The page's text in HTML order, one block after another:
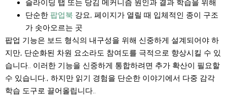
슬라이딩 탭 또는 당김 메커니즘 원인과 결과 학습을 위해
단순한 팝업북 강요, 페이지가 열릴 때 입체적인 종이 구조
가 솟아오르는 곳
팝업 기능은 보드 형식의 내구성을 위해 신중하게 설계되어야 하
지만, 단순화된 차원 요소라도 참여도를 극적으로 향상시킬 수 있
습니다.. 이러한 기능을 신중하게 통합하려면 추가 확산이 필요할
수 있습니다., 하지만 읽기 경험을 단순한 이야기에서 다중 감각
학습 도구로 끌어올립니다..